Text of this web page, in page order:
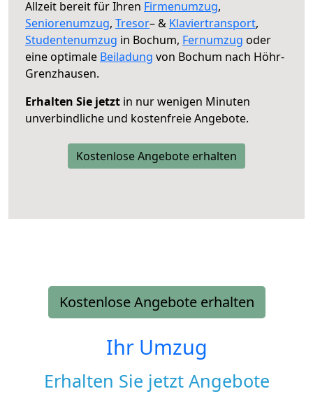
Allzeit bereit für Ihren Firmenumzug,
Seniorenumzug, Tresor– & Klaviertransport,
Studentenumzug in Bochum, Fernumzug oder
eine optimale Beiladung von Bochum nach Höhr-
Grenzhausen.
Erhalten Sie jetzt in nur wenigen Minuten
unverbindliche und kostenfreie Angebote.
Kostenlose Angebote erhalten
Kostenlose Angebote erhalten
Ihr Umzug
Erhalten Sie jetzt Angebote